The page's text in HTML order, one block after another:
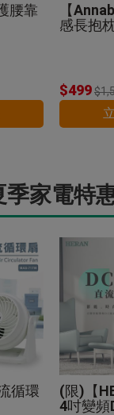
腰靠
【
感長抱
$499
季家電特
循環
(限)【
4吋變頻